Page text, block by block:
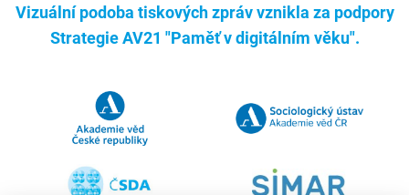
Vizuální podoba tiskových zpráv vznikla za podpory
Strategie AV21 "Paměť v digitálním věku".